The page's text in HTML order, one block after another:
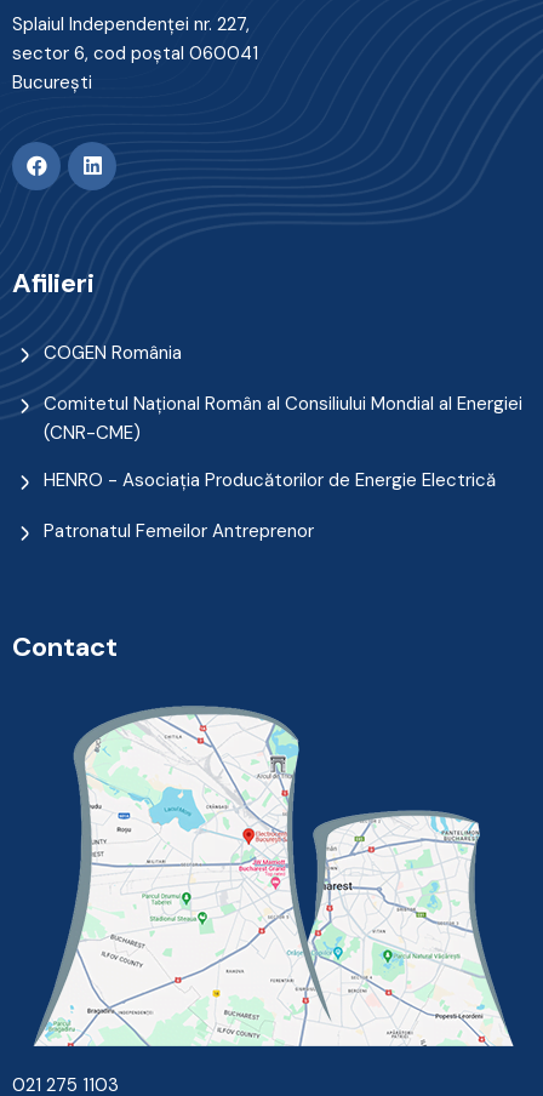
Splaiul Independenţei nr. 227,
sector 6, cod poştal 060041
Bucureşti
Afilieri
COGEN România
Comitetul Naţional Român al Consiliului Mondial al Energiei
(CNR-CME)
HENRO - Asociația Producătorilor de Energie Electrică
Patronatul Femeilor Antreprenor
Contact
021 275 1103